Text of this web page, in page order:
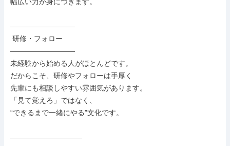
―――――――――
―――――――――
未経験から始める人がほとんどです。
だからこそ、研修やフォローは手厚く
先輩にも相談しやすい雰囲気があります。
「見て覚えろ」ではなく、
“できるまで一緒にやる”文化です。
――――――――――